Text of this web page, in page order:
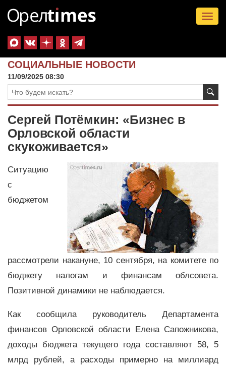
СОЦИАЛЬНЫЕ НОВОСТИ
11/09/2025 08:30
Сергей Потёмкин: «Бизнес в
Орловской области
скукоживается»
Ситуацию
с
бюджетом
рассмотрели накануне, 10 сентября, на комитете по
бюджету налогам и финансам облсовета.
Позитивной динамики не наблюдается.
Как сообщила руководитель Департамента
финансов Орловской области Елена Сапожникова,
доходы бюджета текущего года составляют 58, 5
млрд рублей, а расходы примерно на миллиард